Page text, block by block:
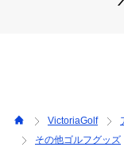
※ブラウザやお使い
白 ホワイト ゴルフ
い かわいい 上質 上
VictoriaGolf
その他ゴルフグッズ